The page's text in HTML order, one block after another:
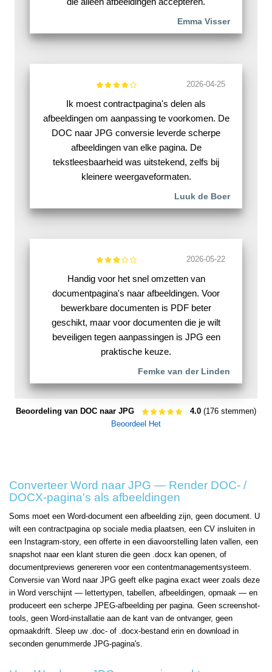
Emma Visser
2026-04-25
Ik moest contractpagina's delen als
afbeeldingen om aanpassing te voorkomen. De
DOC naar JPG conversie leverde scherpe
afbeeldingen van elke pagina. De
tekstleesbaarheid was uitstekend, zelfs bij
kleinere weergaveformaten.
Luuk de Boer
2026-05-22
Handig voor het snel omzetten van
documentpagina's naar afbeeldingen. Voor
bewerkbare documenten is PDF beter
geschikt, maar voor documenten die je wilt
beveiligen tegen aanpassingen is JPG een
praktische keuze.
Femke van der Linden
Beoordeling van DOC naar JPG 4.0 (176 stemmen)
Beoordeel Het
Converteer Word naar JPG — Render DOC- /
DOCX-pagina's als afbeeldingen
Soms moet een Word-document een afbeelding zijn, geen document. U
wilt een contractpagina op sociale media plaatsen, een CV insluiten in
een Instagram-story, een offerte in een diavoorstelling laten vallen, een
snapshot naar een klant sturen die geen .docx kan openen, of
documentpreviews genereren voor een contentmanagementsysteem.
Conversie van Word naar JPG geeft elke pagina exact weer zoals deze
in Word verschijnt — lettertypen, tabellen, afbeeldingen, opmaak — en
produceert een scherpe JPEG-afbeelding per pagina. Geen screenshot-
tools, geen Word-installatie aan de kant van de ontvanger, geen
opmaakdrift. Sleep uw .doc- of .docx-bestand erin en download in
seconden genummerde JPG-pagina's.